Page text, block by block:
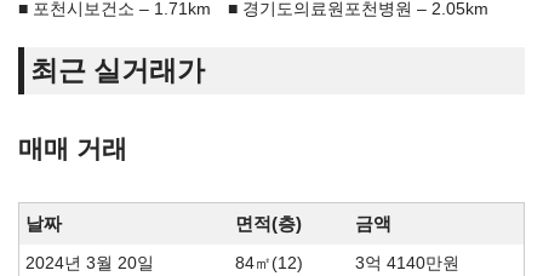
포천시보건소 – 1.71km 경기도의료원포천병원 – 2.05km
최근 실거래가
매매 거래
날짜 면적(층) 금액
2024년 3월 20일 84㎡(12) 3억 4140만원